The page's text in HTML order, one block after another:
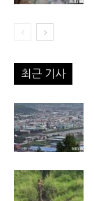
최근 기사